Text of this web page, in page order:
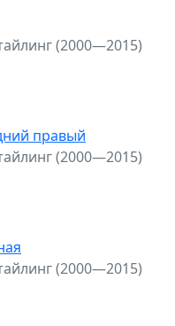
(2000—2015)
правый
(2000—2015)
(2000—2015)